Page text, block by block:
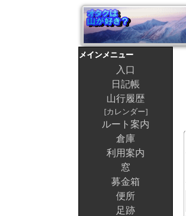
メインメニュー
入口
日記帳
山行履歴
カレンダー
ルート案内
倉庫
利用案内
窓
募金箱
便所
足跡